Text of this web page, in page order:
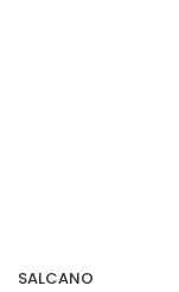
SALCANO